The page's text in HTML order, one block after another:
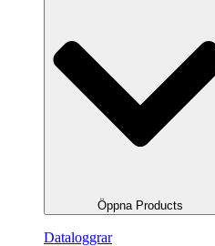
Öppna Products
Dataloggrar